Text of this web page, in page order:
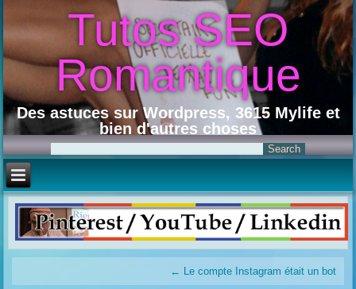
Tutos SEO
Romantique
Des astuces sur Wordpress, 3615 Mylife et
bien d'autres choses
← Le compte Instagram était un bot